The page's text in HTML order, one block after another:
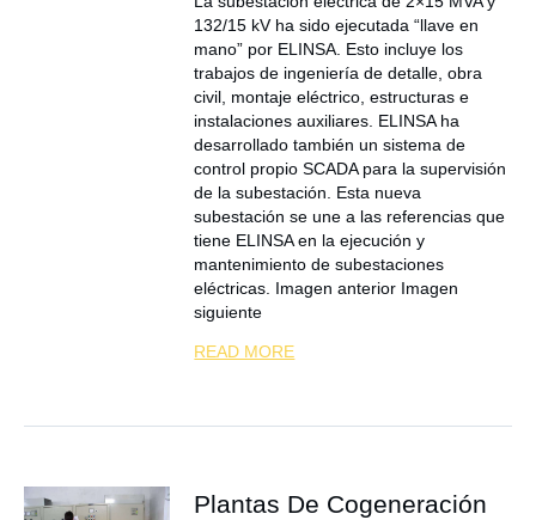
132/15 kV ha sido ejecutada “llave en
mano” por ELINSA. Esto incluye los
trabajos de ingeniería de detalle, obra
civil, montaje eléctrico, estructuras e
instalaciones auxiliares. ELINSA ha
desarrollado también un sistema de
control propio SCADA para la supervisión
de la subestación. Esta nueva
subestación se une a las referencias que
tiene ELINSA en la ejecución y
mantenimiento de subestaciones
eléctricas. Imagen anterior Imagen
siguiente
READ MORE
Plantas De Cogeneración